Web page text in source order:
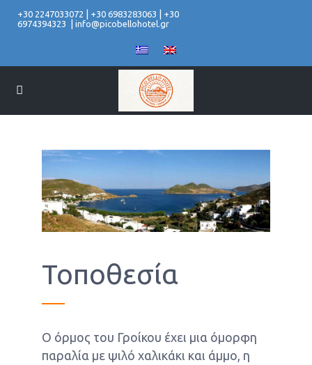
+30 2247033072 +30 6983283063
+30
6974394323
info@picobellohotel.gr
Τοποθεσία
Ο όρμος του Γροίκου έχει μια όμορφη
παραλία με ψιλό χαλικάκι και άμμο, η